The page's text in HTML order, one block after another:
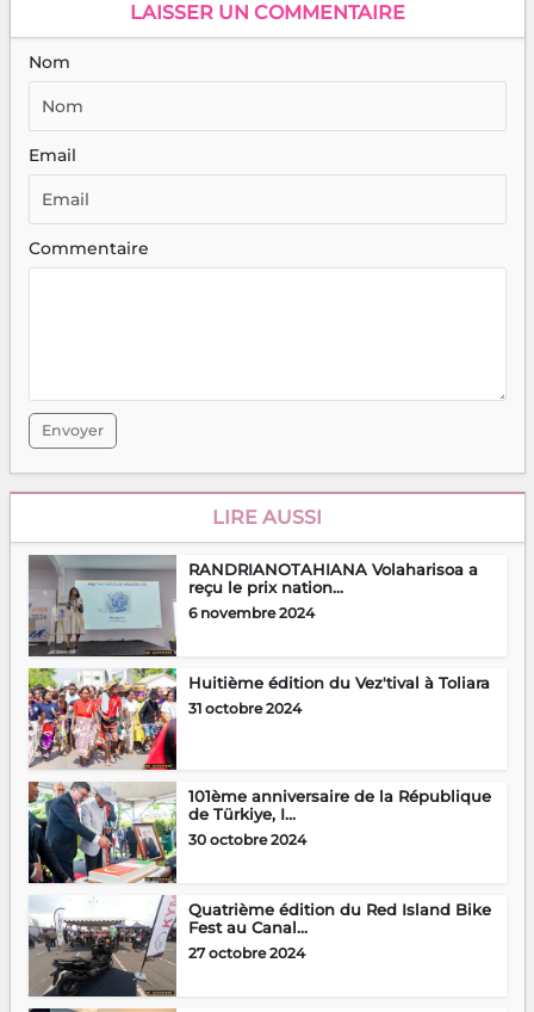
LAISSER UN COMMENTAIRE
Nom
Email
Commentaire
Envoyer
LIRE AUSSI
RANDRIANOTAHIANA Volaharisoa a
reçu le prix nation...
6 novembre 2024
Huitième édition du Vez'tival à Toliara
31 octobre 2024
101ème anniversaire de la République
de Türkiye, I...
30 octobre 2024
Quatrième édition du Red Island Bike
Fest au Canal...
27 octobre 2024